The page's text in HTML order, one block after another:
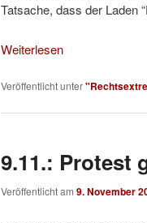
Tatsache, dass der Laden
Weiterlesen
Veröffentlicht unter
9.11.: Protest
Veröffentlicht am 9. November